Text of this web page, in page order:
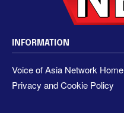
INFORMATION
Voice of Asia Network Home
Privacy and Cookie Policy